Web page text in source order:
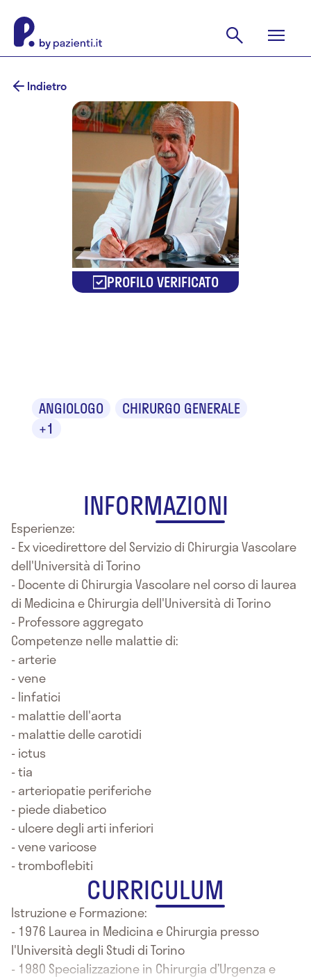
Indietro
PROFILO VERIFICATO
ANGIOLOGO
CHIRURGO GENERALE
+1
INFORMAZIONI
Esperienze:
- Ex vicedirettore del Servizio di Chirurgia Vascolare
dell'Università di Torino
- Docente di Chirurgia Vascolare nel corso di laurea
di Medicina e Chirurgia dell'Università di Torino
- Professore aggregato
Competenze nelle malattie di:
- arterie
- vene
- linfatici
- malattie dell'aorta
- malattie delle carotidi
- ictus
- tia
- arteriopatie periferiche
- piede diabetico
- ulcere degli arti inferiori
- vene varicose
- tromboflebiti
CURRICULUM
Istruzione e Formazione:
- 1976 Laurea in Medicina e Chirurgia presso
l'Università degli Studi di Torino
- 1980 Specializzazione in Chirurgia d’Urgenza e